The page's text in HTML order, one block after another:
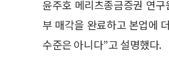
윤주호 메리츠종금증권 연
부 매각을 완료하고 본업에
수준은 아니다”고 설명했다.